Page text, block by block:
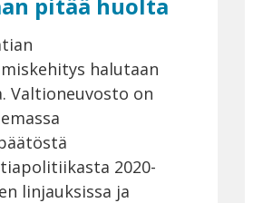
halutaan
Valtioneuvosto on
2020-
linjauksissa ja